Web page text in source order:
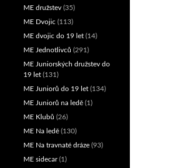
ME družstev (35)
ME Dvojic (113)
ME dvojic do 19 let (14)
ME Jednotlivců (291)
ME Juniorských družstev do
19 let (131)
ME Juniorů do 19 let (134)
ME Juniorů na ledě (1)
ME Klubů (26)
ME Na ledě (130)
ME Na travnaté dráze (93)
ME sidecar(1)